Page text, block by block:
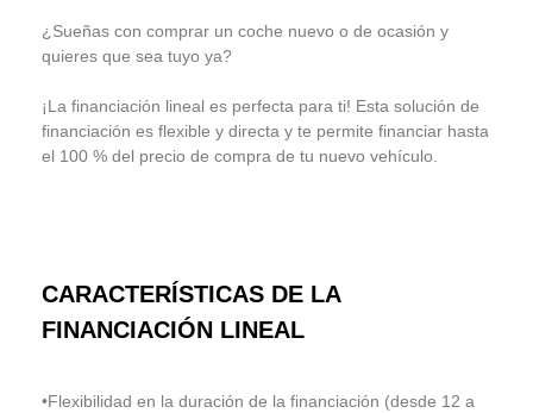
¿Sueñas con comprar un coche nuevo o de ocasión y
quieres que sea tuyo ya?
¡La financiación lineal es perfecta para ti! Esta solución de
financiación es flexible y directa y te permite financiar hasta
el 100 % del precio de compra de tu nuevo vehículo.
CARACTERÍSTICAS DE LA
FINANCIACIÓN LINEAL
•Flexibilidad en la duración de la financiación (desde 12 a